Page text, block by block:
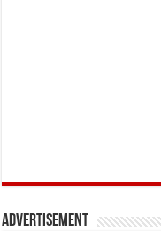
Advertisement